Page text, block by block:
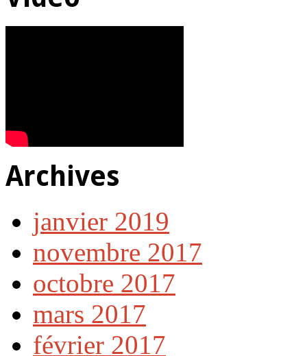
Archives
janvier 2019
novembre 2017
octobre 2017
mars 2017
février 2017